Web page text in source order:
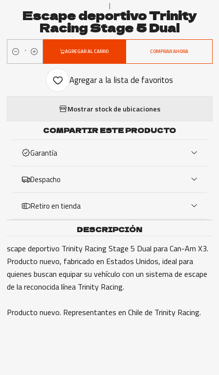
|
Escape deportivo Trinity
Racing Stage 5 Dual
Cantidad
AGREGAR AL CARRO COMPRAR AHORA
Agregar a la lista de favoritos
Mostrar stock de ubicaciones
COMPARTIR ESTE PRODUCTO
Garantía
Despacho
Retiro en tienda
DESCRIPCIÓN
scape deportivo Trinity Racing Stage 5 Dual para Can-Am X3.
Producto nuevo, fabricado en Estados Unidos, ideal para
quienes buscan equipar su vehículo con un sistema de escape
de la reconocida línea Trinity Racing.
Producto nuevo. Representantes en Chile de Trinity Racing.